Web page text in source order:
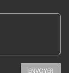
ENVOYER